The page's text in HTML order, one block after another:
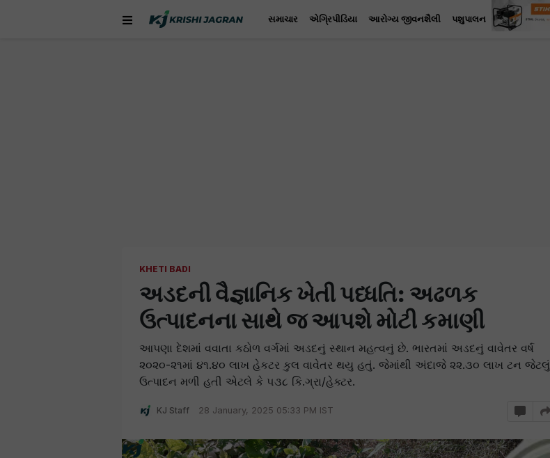
સમાચાર એગ્રિપીડિયા આરોગ્ય જીવનશૈલી પશુપાલન
KHETI BADI
અડદની વૈજ્ઞાનિક ખેતી પધ્ધતિ: અઢળક
ઉત્પાદનના સાથે જ આપશે મોટી કમાણી
આપણા દેશમાં વવાતા કઠોળ વર્ગમાં અડદનું સ્થાન મહત્વનું છે. ભારતમાં અડદનું વાવેતર વર્ષ
૨૦૨૦-૨૧માં ૪૧.૪૦ લાખ હેકટર કુલ વાવેતર થયુ હતું. જેમાંથી અંદાજે ૨૨.૩૦ લાખ ટન જેટલું
ઉત્પાદન મળી હતી એટલે કે ૫૩૮ કિ.ગ્રા/હેક્ટર.
KJ Staff 28 January, 2025 05:33 PM IST